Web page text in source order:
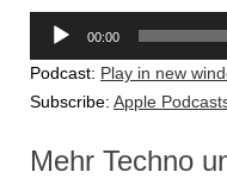
Audio-
00:00
Podcast: Play in new
Subscribe: Apple
Mehr Techno